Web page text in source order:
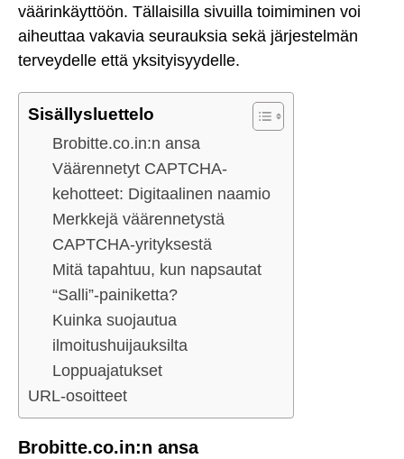
väärinkäyttöön. Tällaisilla sivuilla toimiminen voi
aiheuttaa vakavia seurauksia sekä järjestelmän
terveydelle että yksityisyydelle.
Sisällysluettelo
Brobitte.co.in:n ansa
Väärennetyt CAPTCHA-
kehotteet: Digitaalinen naamio
Merkkejä väärennetystä
CAPTCHA-yrityksestä
Mitä tapahtuu, kun napsautat
“Salli”-painiketta?
Kuinka suojautua
ilmoitushuijauksilta
Loppuajatukset
URL-osoitteet
Brobitte.co.in:n ansa